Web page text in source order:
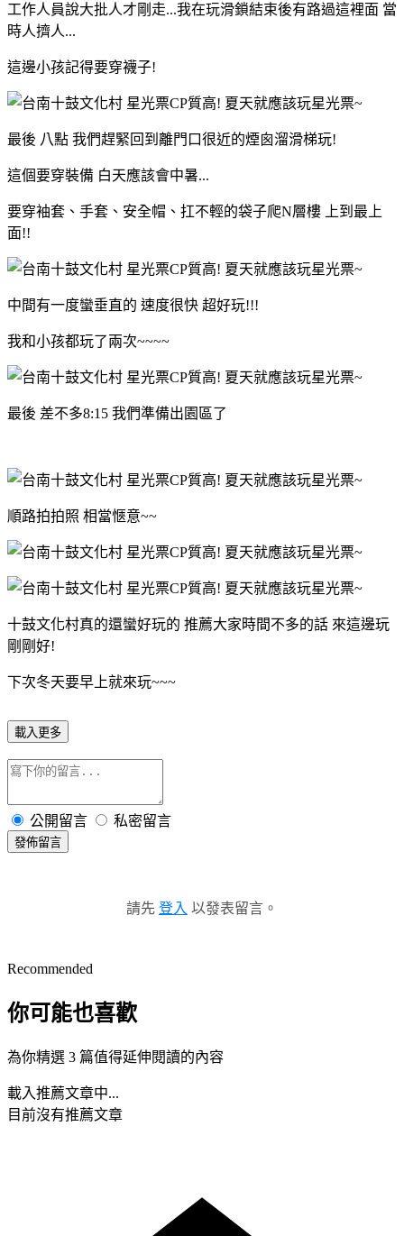
工作人員說大批人才剛走...我在玩滑鎖結束後有路過這裡面 當
時人擠人...
這邊小孩記得要穿襪子!
最後 八點 我們趕緊回到離門口很近的煙囪溜滑梯玩!
這個要穿裝備 白天應該會中暑...
要穿袖套、手套、安全帽、扛不輕的袋子爬N層樓 上到最上
面!!
中間有一度蠻垂直的 速度很快 超好玩!!!
我和小孩都玩了兩次~~~~
最後 差不多8:15 我們準備出園區了
順路拍拍照 相當愜意~~
十鼓文化村真的還蠻好玩的 推薦大家時間不多的話 來這邊玩
剛剛好!
下次冬天要早上就來玩~~~
載入更多
公開留言 私密留言
發佈留言
請先 登入 以發表留言。
Recommended
你可能也喜歡
為你精選 3 篇值得延伸閱讀的內容
載入推薦文章中...
目前沒有推薦文章